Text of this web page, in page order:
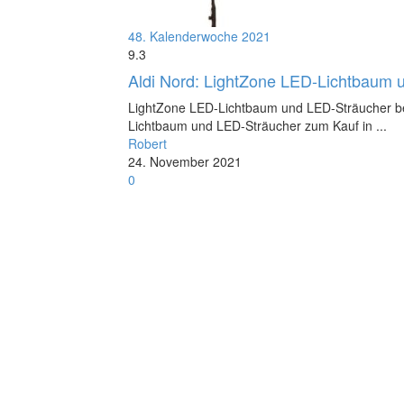
48. Kalenderwoche 2021
9.3
Aldi Nord: LightZone LED-Lichtbaum
LightZone LED-Lichtbaum und LED-Sträucher
Lichtbaum und LED-Sträucher zum Kauf in ...
Robert
24. November 2021
0